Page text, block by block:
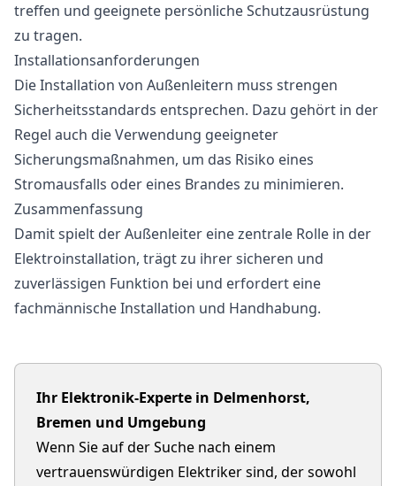
treffen und geeignete persönliche Schutzausrüstung
zu tragen.
Installationsanforderungen
Die Installation von Außenleitern muss strengen
Sicherheitsstandards entsprechen. Dazu gehört in der
Regel auch die Verwendung geeigneter
Sicherungsmaßnahmen, um das Risiko eines
Stromausfalls oder eines Brandes zu minimieren.
Zusammenfassung
Damit spielt der Außenleiter eine zentrale Rolle in der
Elektroinstallation, trägt zu ihrer sicheren und
zuverlässigen Funktion bei und erfordert eine
fachmännische Installation und Handhabung.
Ihr Elektronik-Experte in Delmenhorst,
Bremen und Umgebung
Wenn Sie auf der Suche nach einem
vertrauenswürdigen Elektriker sind, der sowohl